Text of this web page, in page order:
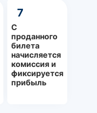
7
С
проданного
билета
начисляется
комиссия и
фиксируется
прибыль